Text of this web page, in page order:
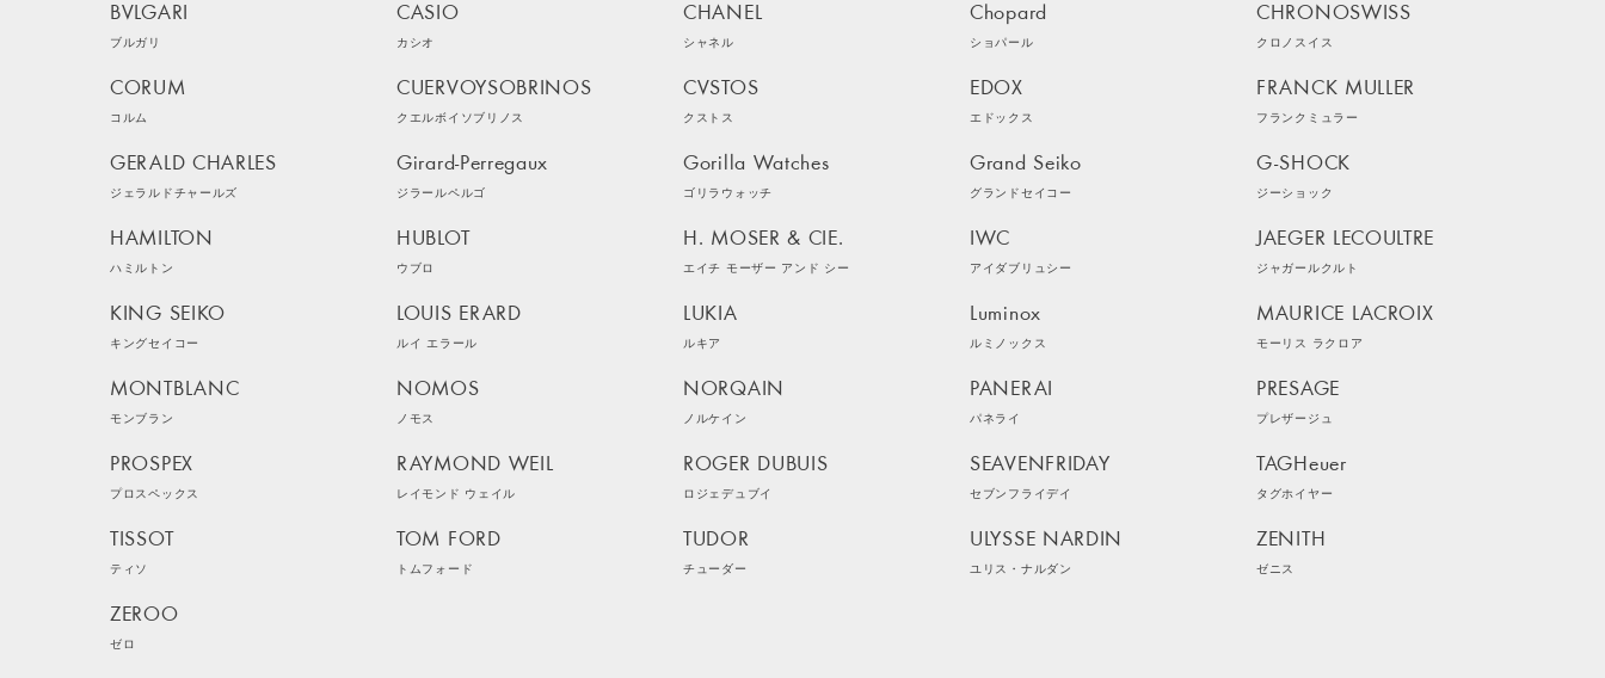
BVLGARI
ブルガリ
CASIO
カシオ
CHANEL
シャネル
Chopard
ショパール
CHRONOSWISS
クロノスイス
CORUM
コルム
CUERVOYSOBRINOS
クエルボイソブリノス
CVSTOS
クストス
EDOX
エドックス
FRANCK MULLER
フランクミュラー
GERALD CHARLES
ジェラルドチャールズ
Girard-Perregaux
ジラールペルゴ
Gorilla Watches
ゴリラウォッチ
Grand Seiko
グランドセイコー
G-SHOCK
ジーショック
HAMILTON
ハミルトン
HUBLOT
ウブロ
H. MOSER & CIE.
エイチ モーザー アンド シー
IWC
アイダブリュシー
JAEGER LECOULTRE
ジャガールクルト
KING SEIKO
キングセイコー
LOUIS ERARD
ルイ エラール
LUKIA
ルキア
Luminox
ルミノックス
MAURICE LACROIX
モーリス ラクロア
MONTBLANC
モンブラン
NOMOS
ノモス
NORQAIN
ノルケイン
PANERAI
パネライ
PRESAGE
プレザージュ
PROSPEX
プロスペックス
RAYMOND WEIL
レイモンド ウェイル
ROGER DUBUIS
ロジェデュブイ
SEAVENFRIDAY
セブンフライデイ
TAGHeuer
タグホイヤー
TISSOT
ティソ
TOM FORD
トムフォード
TUDOR
チューダー
ULYSSE NARDIN
ユリス・ナルダン
ZENITH
ゼニス
ZEROO
ゼロ